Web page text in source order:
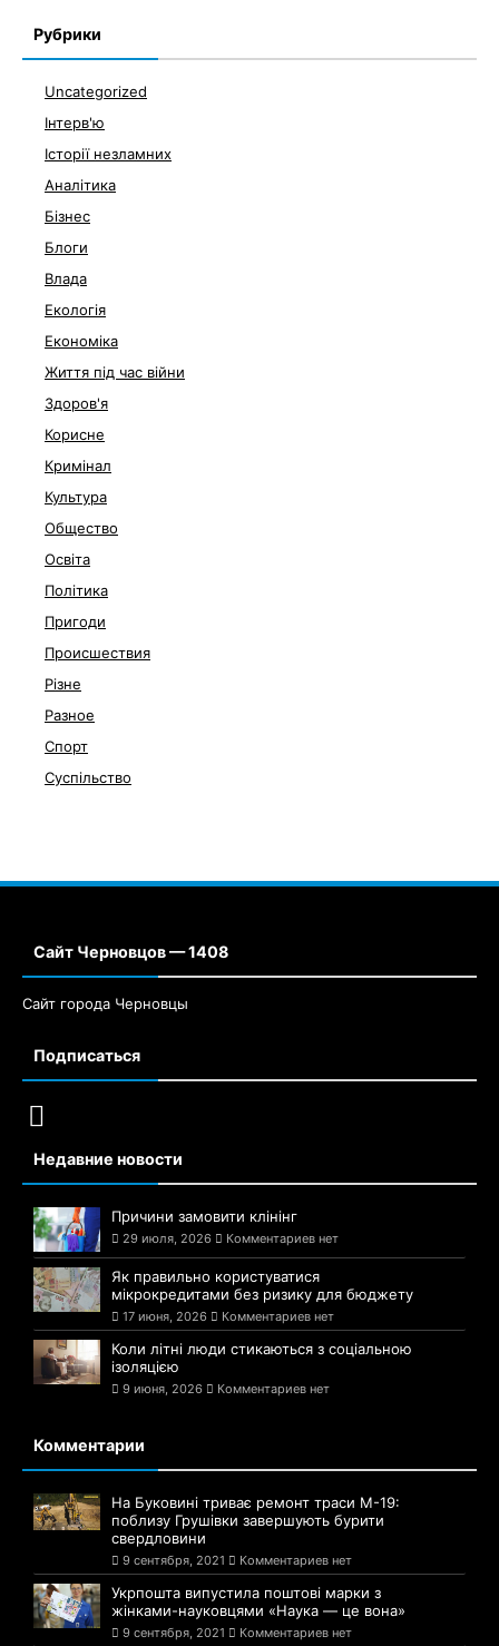
Рубрики
Uncategorized
Інтерв'ю
Історії незламних
Аналітика
Бізнес
Блоги
Влада
Екологія
Економіка
Життя під час війни
Здоров'я
Корисне
Кримінал
Культура
Общество
Освіта
Політика
Пригоди
Происшествия
Різне
Разное
Спорт
Суспільство
Сайт Черновцов — 1408
Сайт города Черновцы
Подписаться
Недавние новости
Причини замовити клінінг
29 июля, 2026 Комментариев нет
Як правильно користуватися
мікрокредитами без ризику для бюджету
17 июня, 2026 Комментариев нет
Коли літні люди стикаються з соціальною
ізоляцією
9 июня, 2026 Комментариев нет
Комментарии
На Буковині триває ремонт траси М-19:
поблизу Грушівки завершують бурити
свердловини
9 сентября, 2021 Комментариев нет
Укрпошта випустила поштові марки з
жінками-науковцями «Наука — це вона»
9 сентября, 2021 Комментариев нет